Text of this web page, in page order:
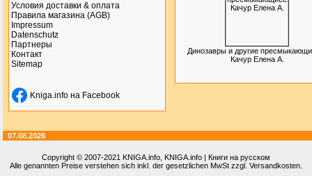
Условия доставки & оплата
Правила магазина (AGB)
Impressum
Datenschutz
Партнеры
Контакт
Sitemap
Kniga.info на Facebook
Динозавры и другие
Качур Елена А.
07.08.2026
Copyright © 2007-2021 KNIGA.info , KNIGA.info | Книги на русском
Alle genannten Preise verstehen sich inkl. der gesetzlichen MwSt zzgl. Versandkosten.